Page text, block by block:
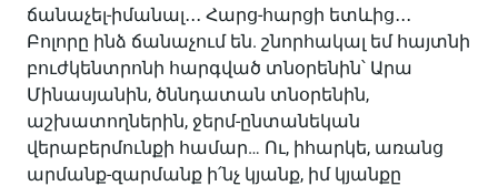
ճանաչել-իմանալ․․․ Հարց-հարցի ետևից․․․
Բոլորը ինձ ճանաչում են. շնորհակալ եմ հայտնի
բուժկենտրոնի հարգված տնօրենին՝ Արա
Մինասյանին, ծննդատան տնօրենին,
աշխատողներին, ջերմ-ընտանեկան
վերաբերմունքի համար… Ու, իհարկե, առանց
արմանք-զարմանք ի՛նչ կյանք, իմ կյանքը